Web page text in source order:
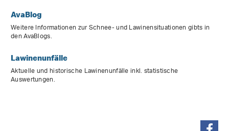
AvaBlog
Weitere Informationen zur Schnee- und Lawinensituationen gibts in
den AvaBlogs.
Lawinenunfälle
Aktuelle und historische Lawinenunfälle inkl. statistische
Auswertungen.